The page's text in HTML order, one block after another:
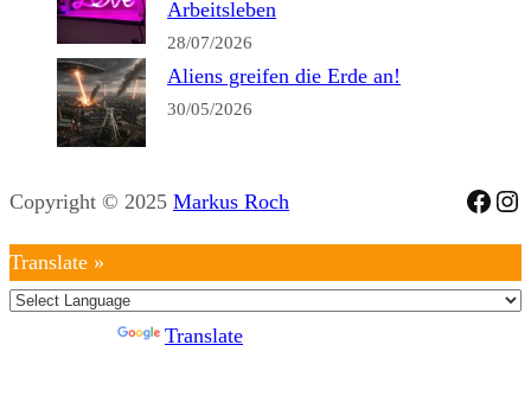
Arbeitsleben
28/07/2026
Aliens greifen die Erde an!
30/05/2026
Copyright © 2025 Markus Roch
Translate »
Translate